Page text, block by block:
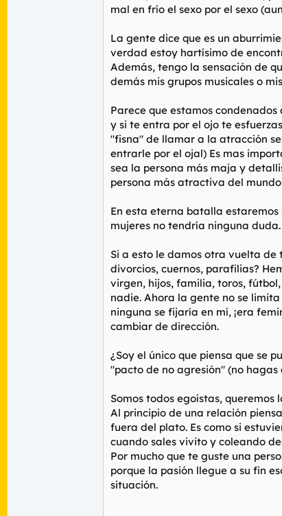
mal en frío el sexo por el sexo
La gente dice que es un
verdad estoy hartísimo de
Además, tengo la sensación de
demás mis grupos musicales o
Parece que estamos
y si te entra por el ojo te
"fisna" de llamar a la atracción
entrarle por el ojal) Es mas
sea la persona más maja y
persona más atractiva del
En esta eterna batalla estaremos
mujeres no tendría ninguna
Si a esto le damos otra vuelta de
divorcios, cuernos, parafilias?
virgen, hijos, familia, toros,
nadie. Ahora la gente no se
ninguna se fijaría en mí, ¡era
cambiar de dirección.
¿Soy el único que piensa que se
"pacto de no agresión" (no
Somos todos egoístas,
Al principio de una relación
fuera del plato. Es como si
cuando sales vivito y coleando
Por mucho que te guste una
porque la pasión llegue a su fin
situación.